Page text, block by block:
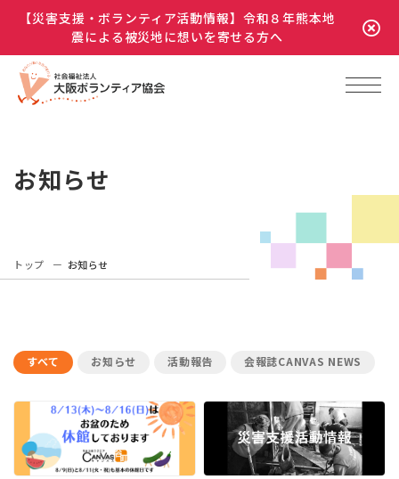
【災害支援・ボランティア活動情報】令和８年熊本地
震による被災地に想いを寄せる方へ
お知らせ
トップ お知らせ
すべて お知らせ 活動報告 会報誌CANVAS NEWS